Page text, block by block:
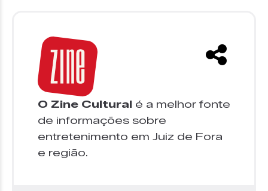
O Zine Cultural é a melhor fonte
de informações sobre
entretenimento em Juiz de Fora
e região.